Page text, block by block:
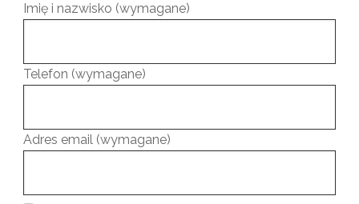
Imię i nazwisko (wymagane)
Telefon (wymagane)
Adres email (wymagane)